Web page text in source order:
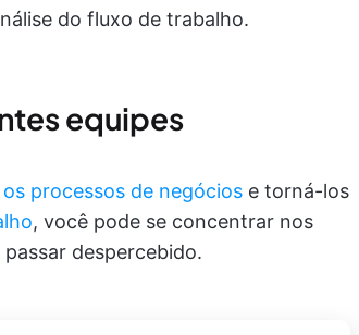
do fluxo de trabalho.
equipes
processos de negócios e torná-los
, você pode se concentrar nos
despercebido.